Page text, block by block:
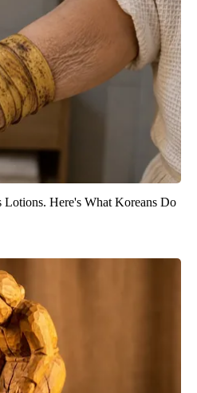
Here's What Koreans Do